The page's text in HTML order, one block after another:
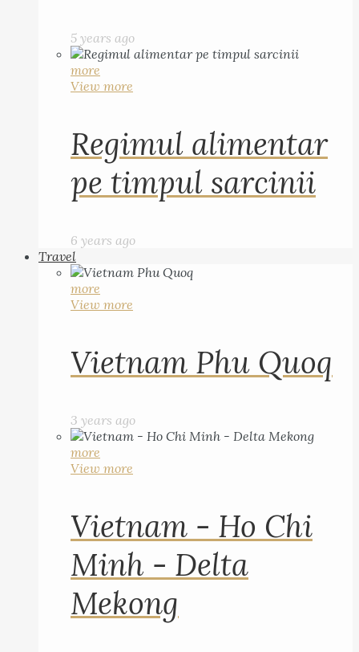
5 years ago
more
View more
Regimul alimentar
pe timpul sarcinii
6 years ago
Travel
more
View more
Vietnam Phu Quoq
3 years ago
more
View more
Vietnam - Ho Chi
Minh - Delta
Mekong